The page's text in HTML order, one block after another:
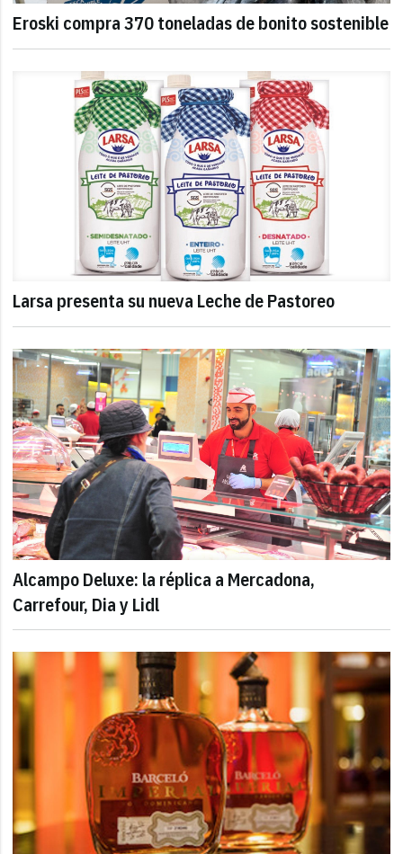
Eroski compra 370 toneladas de bonito sostenible
Larsa presenta su nueva Leche de Pastoreo
Alcampo Deluxe: la réplica a Mercadona,
Carrefour, Dia y Lidl